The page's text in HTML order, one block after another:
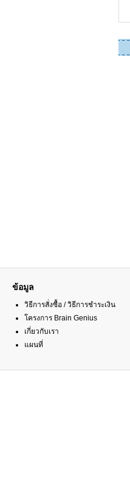
ข้อมูล
วิธีการสั่งซื้อ / วิธีการชำระเงิน
โครงการ Brain Genius
เกี่ยวกับเรา
แผนที่